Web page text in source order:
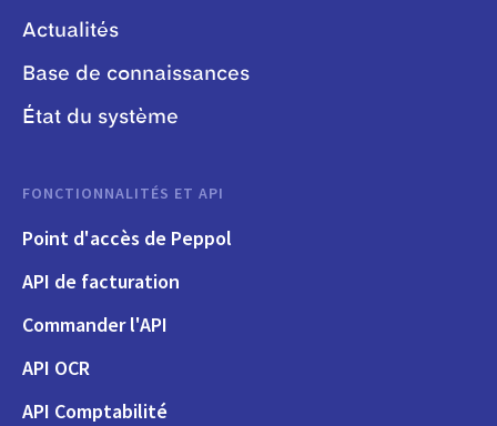
Actualités
Base de connaissances
État du système
FONCTIONNALITÉS ET API
Point d'accès de Peppol
API de facturation
Commander l'API
API OCR
API Comptabilité